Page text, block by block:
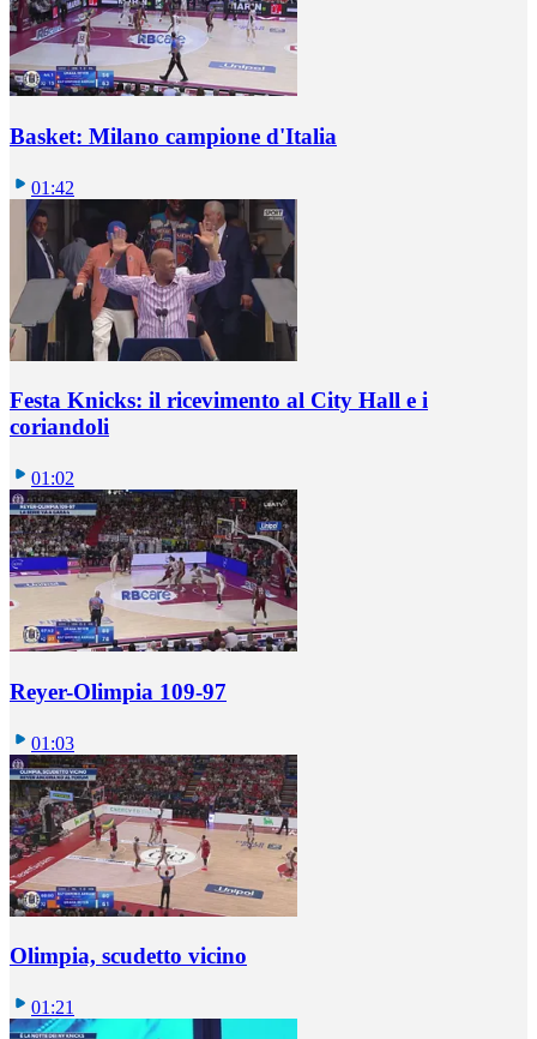
Basket: Milano campione d'Italia
01:42
Festa Knicks: il ricevimento al City Hall e i
coriandoli
01:02
Reyer-Olimpia 109-97
01:03
Olimpia, scudetto vicino
01:21